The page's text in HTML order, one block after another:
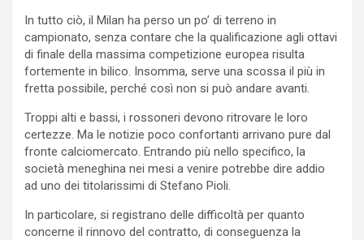
In tutto ciò, il Milan ha perso un po’ di terreno in
campionato, senza contare che la qualificazione agli ottavi
di finale della massima competizione europea risulta
fortemente in bilico. Insomma, serve una scossa il più in
fretta possibile, perché così non si può andare avanti.
Troppi alti e bassi, i rossoneri devono ritrovare le loro
certezze. Ma le notizie poco confortanti arrivano pure dal
fronte calciomercato. Entrando più nello specifico, la
società meneghina nei mesi a venire potrebbe dire addio
ad uno dei titolarissimi di Stefano Pioli.
In particolare, si registrano delle difficoltà per quanto
concerne il rinnovo del contratto, di conseguenza la